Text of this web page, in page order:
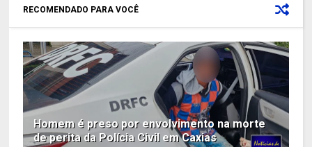
RECOMENDADO PARA VOCÊ
Homem é preso por envolvimento na morte
de perita da Polícia Civil em Caxias